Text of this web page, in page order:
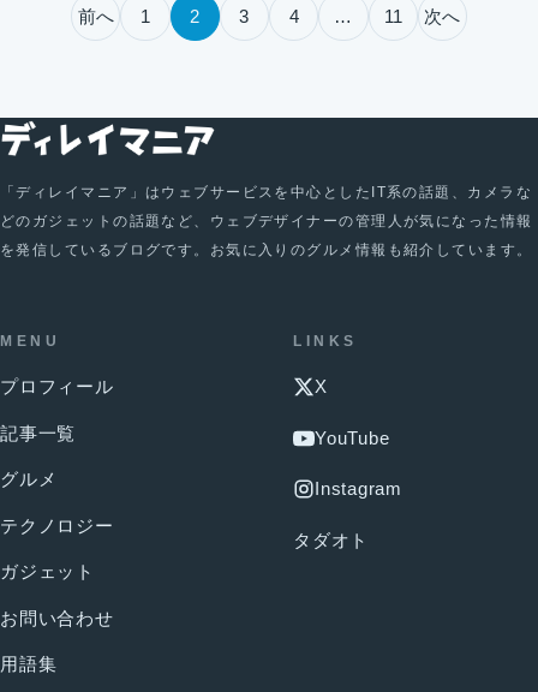
投稿のページ送り
前へ 1 2 3 4 … 11 次へ
「ディレイマニア」はウェブサービスを中心としたIT系の話題、カメラな
どのガジェットの話題など、ウェブデザイナーの管理人が気になった情報
を発信しているブログです。お気に入りのグルメ情報も紹介しています。
MENU
プロフィール
記事一覧
グルメ
テクノロジー
ガジェット
お問い合わせ
用語集
LINKS
X
YouTube
Instagram
タダオト